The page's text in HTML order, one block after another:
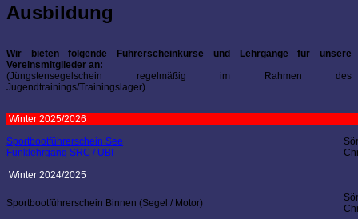
Ausbildung
Wir bieten folgende Führerscheinkurse und Lehrgänge für unsere
Vereinsmitglieder an:
(Jüngstensegelschein regelmäßig im Rahmen des
Jugendtrainings/Trainingslager)
Winter 2025/2026
Sportbootführerschein See
Funklehrgang SRC / UBI
Winter 2024/2025
Sportbootführerschein Binnen (Segel / Motor)